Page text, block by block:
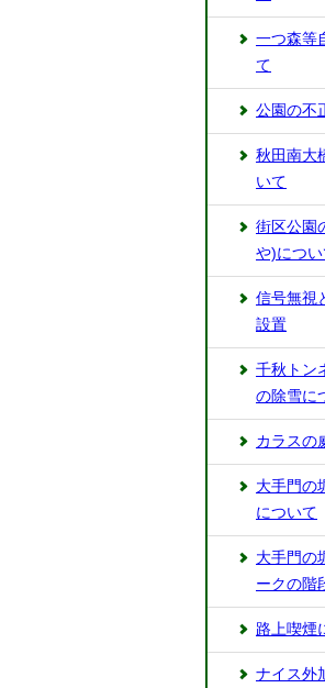
一つ森等
て
公園の不
秋田南大
いて
街区公園
や)につい
信号無視
設置
千秋トン
の除雪に
カラスの
大手門の
について
⼤⼿門の
ークの階
路上喫煙
ナイス外